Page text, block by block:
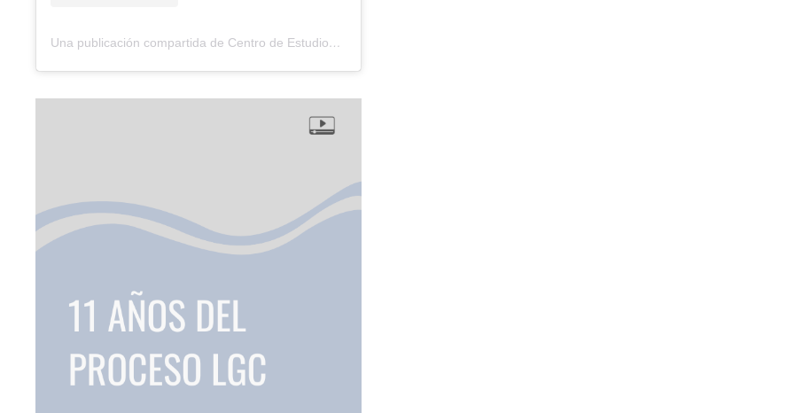
Una publicación compartida de Centro de Estudios Globales (@ceg.centrodeestudiosglobales)